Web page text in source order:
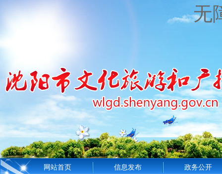
无
网站首页 信息发布 政务公开